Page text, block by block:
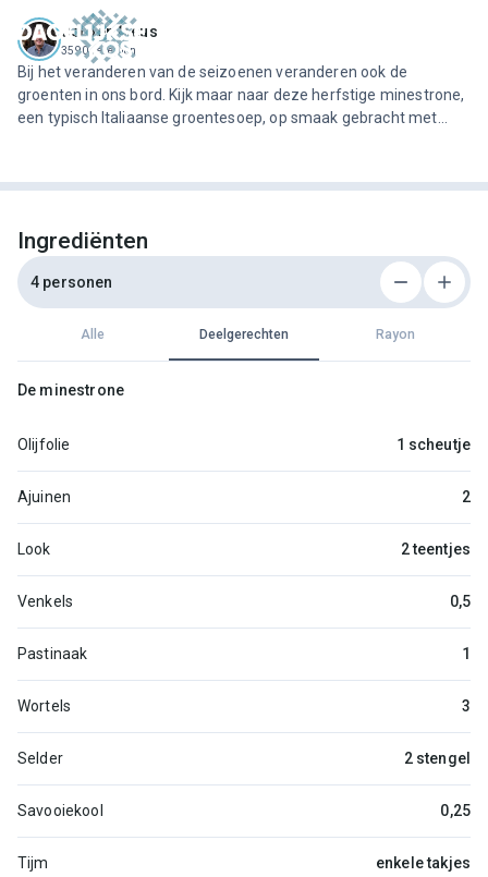
Jeroen Meus
3590 recepten
Bij het veranderen van de seizoenen veranderen ook de
groenten in ons bord. Kijk maar naar deze herfstige minestrone,
een typisch Italiaanse groentesoep, op smaak gebracht met
Ingrediënten
4 personen
Alle Deelgerechten Rayon
De minestrone
Olijfolie 1 scheutje
Ajuinen 2
Look 2 teentjes
Venkels 0,5
Pastinaak 1
Wortels 3
Selder 2 stengel
Savooiekool 0,25
Tijm enkele takjes